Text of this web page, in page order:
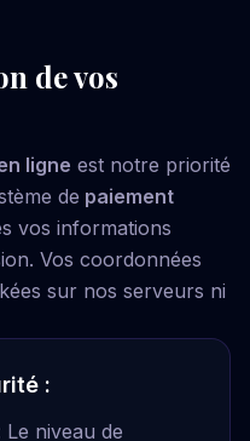
de vos
ligne est notre priorité
de paiement
vos informations
Vos coordonnées
sur nos serveurs ni
:
Le niveau de